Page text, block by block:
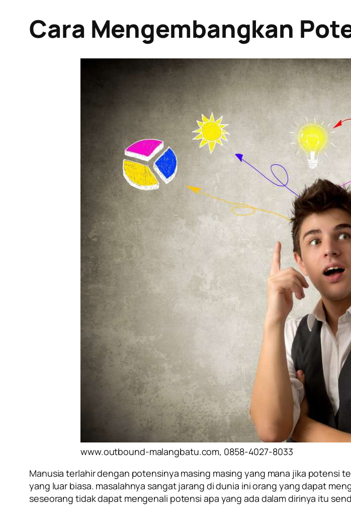
Cara Mengembangkan
www.outbound-malangbatu.com, 0858-4027-8033
Manusia terlahir dengan potensinya masing masing yang mana jika potensi
yang luar biasa. masalahnya sangat jarang di dunia ini orang yang dapat
seseorang tidak dapat mengenali potensi apa yang ada dalam dirinya itu